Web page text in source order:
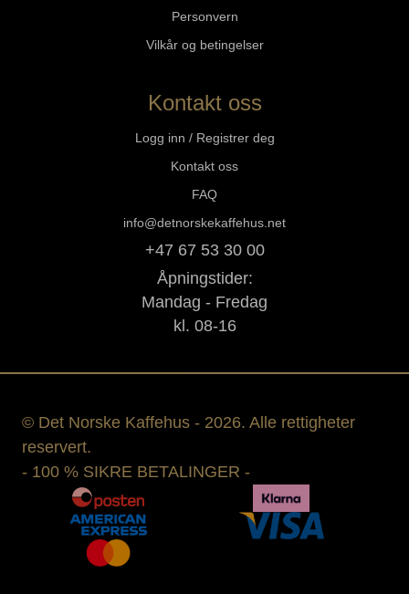
Personvern
Vilkår og betingelser
Kontakt oss
Logg inn / Registrer deg
Kontakt oss
FAQ
info@detnorskekaffehus.net
+47 67 53 30 00
Åpningstider:
Mandag - Fredag
kl. 08-16
© Det Norske Kaffehus - 2026. Alle rettigheter
reservert.
- 100 % SIKRE BETALINGER -